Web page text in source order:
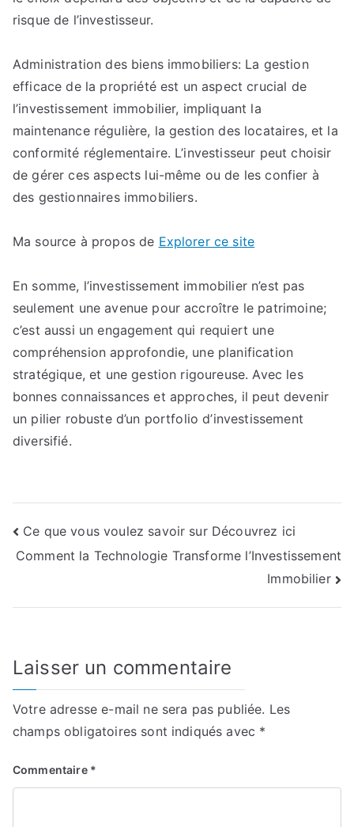
risque de l’investisseur.
Administration des biens immobiliers: La gestion
efficace de la propriété est un aspect crucial de
l’investissement immobilier, impliquant la
maintenance régulière, la gestion des locataires, et la
conformité réglementaire. L’investisseur peut choisir
de gérer ces aspects lui-même ou de les confier à
des gestionnaires immobiliers.
Ma source à propos de Explorer ce site
En somme, l’investissement immobilier n’est pas
seulement une avenue pour accroître le patrimoine;
c’est aussi un engagement qui requiert une
compréhension approfondie, une planification
stratégique, et une gestion rigoureuse. Avec les
bonnes connaissances et approches, il peut devenir
un pilier robuste d’un portfolio d’investissement
diversifié.
Navigation
de
l’article
Ce que vous voulez savoir sur Découvrez ici
Comment la Technologie Transforme l’Investissement
Immobilier
Laisser un commentaire
Votre adresse e-mail ne sera pas publiée. Les
champs obligatoires sont indiqués avec *
Commentaire *